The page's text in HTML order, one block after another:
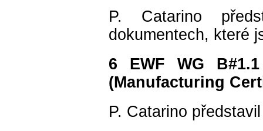
P. Catarino
dokumentech, které
6 EWF WG
(Manufacturing
P. Catarino